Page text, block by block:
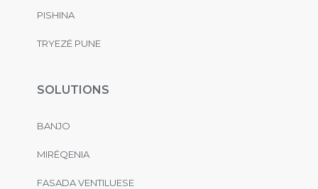
PISHINA
TRYEZË PUNE
SOLUTIONS
BANJO
MIRËQENIA
FASADA VENTILUESE